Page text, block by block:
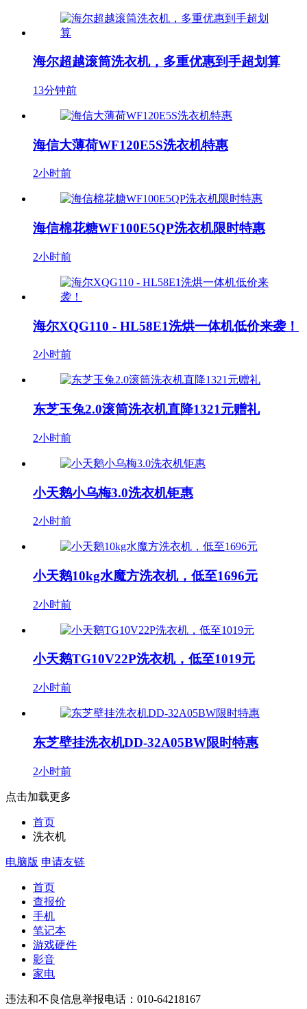
海尔超越滚筒洗衣机，多重优惠到手超划算
13分钟前
海信大薄荷WF120E5S洗衣机特惠
2小时前
海信棉花糖WF100E5QP洗衣机限时特惠
2小时前
海尔XQG110 - HL58E1洗烘一体机低价来袭！
2小时前
东芝玉兔2.0滚筒洗衣机直降1321元赠礼
2小时前
小天鹅小乌梅3.0洗衣机钜惠
2小时前
小天鹅10kg水魔方洗衣机，低至1696元
2小时前
小天鹅TG10V22P洗衣机，低至1019元
2小时前
东芝壁挂洗衣机DD-32A05BW限时特惠
2小时前
点击加载更多
首页
洗衣机
电脑版 申请友链
首页
查报价
手机
笔记本
游戏硬件
影音
家电
违法和不良信息举报电话：010-64218167